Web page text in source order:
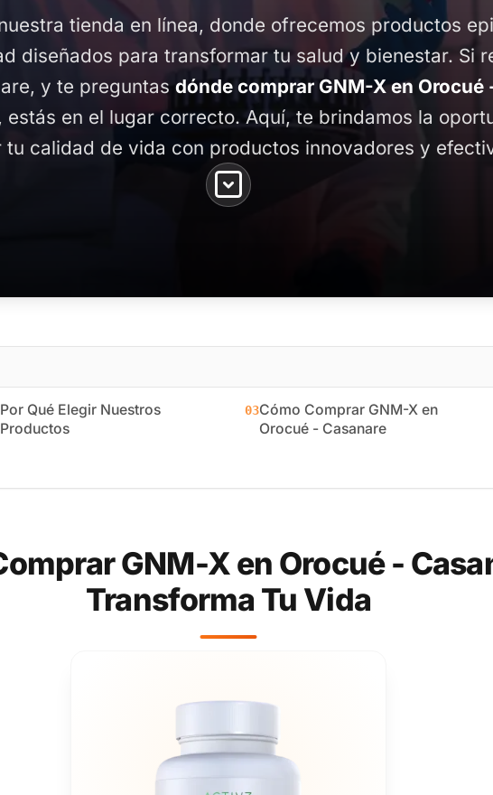
tienda en línea, donde ofrecemos productos
diseñados para transformar tu salud y bienestar. Si
y te preguntasdónde comprar GNM-X en Orocué
, estás en el lugar correcto. Aquí, te brindamos la
tu calidad de vida con productos innovadores y
Por Qué Elegir Nuestros
Productos
03Cómo Comprar GNM-X en
Orocué - Casanare
GNM-X en Orocué -
Transforma Tu Vida